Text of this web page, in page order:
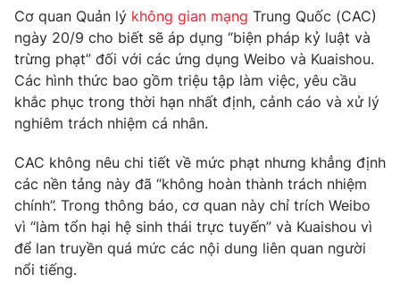
Hitech Công nghệ tương lai
Sản phẩm
Thị trường
Tư vấn
Giao lưu trực tuyến
Lịch phát sóng
Emagazine Podcast
Photo Infographic
Video
Cơ quan Quản lý không gian mạng Trung Quốc (CAC)
ngày 20/9 cho biết sẽ áp dụng “biện pháp kỷ luật và
trừng phạt” đối với các ứng dụng Weibo và Kuaishou.
Các hình thức bao gồm triệu tập làm việc, yêu cầu
khắc phục trong thời hạn nhất định, cảnh cáo và xử lý
nghiêm trách nhiệm cá nhân.
CAC không nêu chi tiết về mức phạt nhưng khẳng định
các nền tảng này đã “không hoàn thành trách nhiệm
chính”. Trong thông báo, cơ quan này chỉ trích Weibo
vì “làm tổn hại hệ sinh thái trực tuyến” và Kuaishou vì
để lan truyền quá mức các nội dung liên quan người
nổi tiếng.